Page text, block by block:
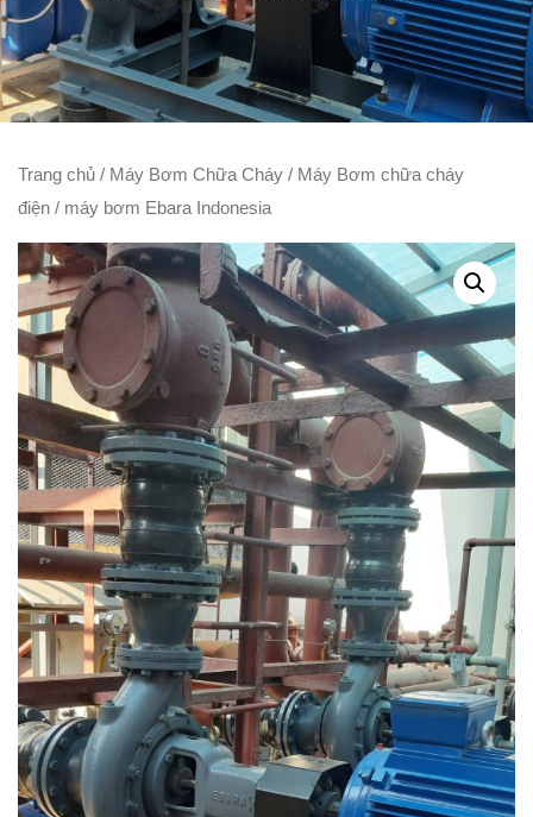
Trang chủ / Máy Bơm Chữa Cháy / Máy Bơm chữa cháy
điện / máy bơm Ebara Indonesia